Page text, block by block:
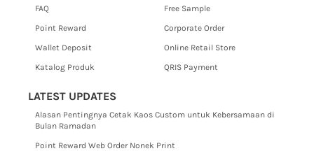
LATEST UPDATES
FAQ
Point Reward
Wallet Deposit
Katalog Produk
Free Sample
Corporate Order
Online Retail Store
QRIS Payment
Alasan Pentingnya Cetak Kaos Custom untuk Kebersamaan di
Bulan Ramadan
Point Reward Web Order Nonek Print